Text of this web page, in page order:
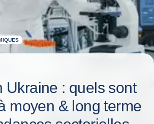
Ukraine : quels sont
moyen & long terme